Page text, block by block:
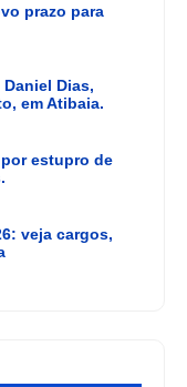
prazo para
Dias,
em Atibaia.
estupro de
veja cargos,